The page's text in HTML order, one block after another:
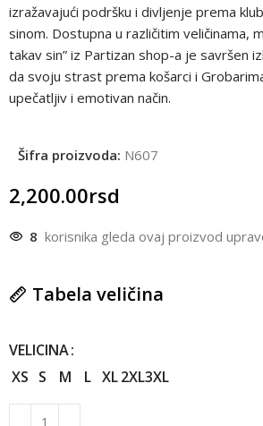
izražavajući podršku i divljenje prema
sinom. Dostupna u različitim veličinama,
takav sin” iz Partizan shop-a je savršen
da svoju strast prema košarci i
upečatljiv i emotivan način.
Šifra proizvoda: N607
2,200.00rsd
8 korisnika gleda ovaj proizvod
Tabela veličina
VELICINA
XS S M L XL 2XL3XL